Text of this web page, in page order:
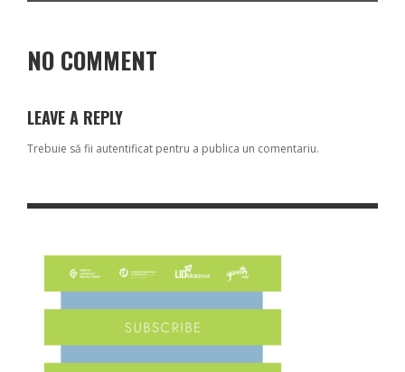
NO COMMENT
LEAVE A REPLY
Trebuie să fii autentificat pentru a publica un comentariu.